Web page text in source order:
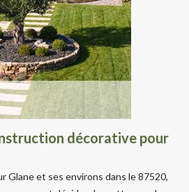
décorative pour
Glane et ses environs dans le 87520,